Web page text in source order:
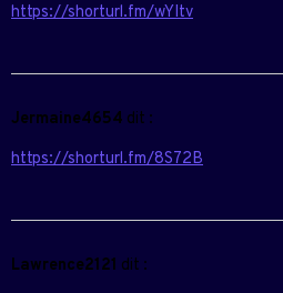
https://shorturl.fm/wYItv
Jermaine4654 dit :
https://shorturl.fm/8S72B
Lawrence2121 dit :